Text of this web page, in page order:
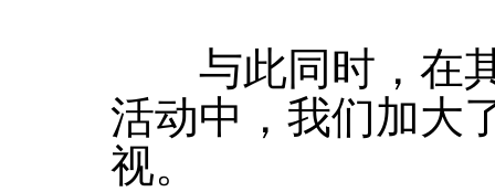
与此同时，在其
活动中，我们加大
视。